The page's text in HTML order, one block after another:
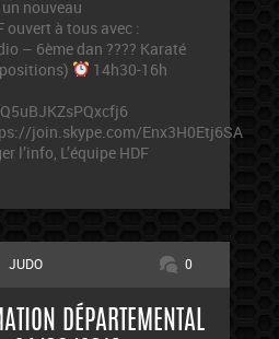
nouveau
ouvert à tous avec :
– 6ème dan ???? Karaté
14h30-16h
join.skype.com/Enx3H0Etj6SA
l’info, L’équipe HDF
JUDO 0
DÉPARTEMENTAL